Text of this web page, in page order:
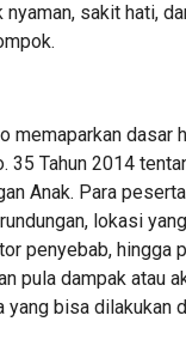
sakit hati,
memaparkan dasar
35 Tahun 2014
Anak. Para
lokasi
penyebab, hingga
pula dampak atau
yang bisa dilakukan